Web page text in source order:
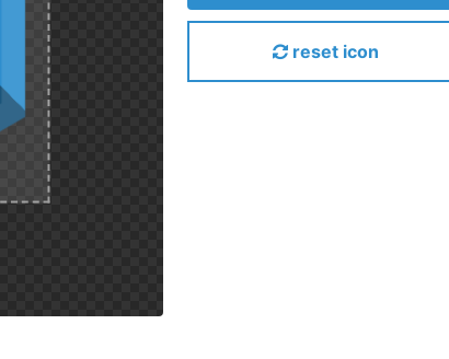
reset icon